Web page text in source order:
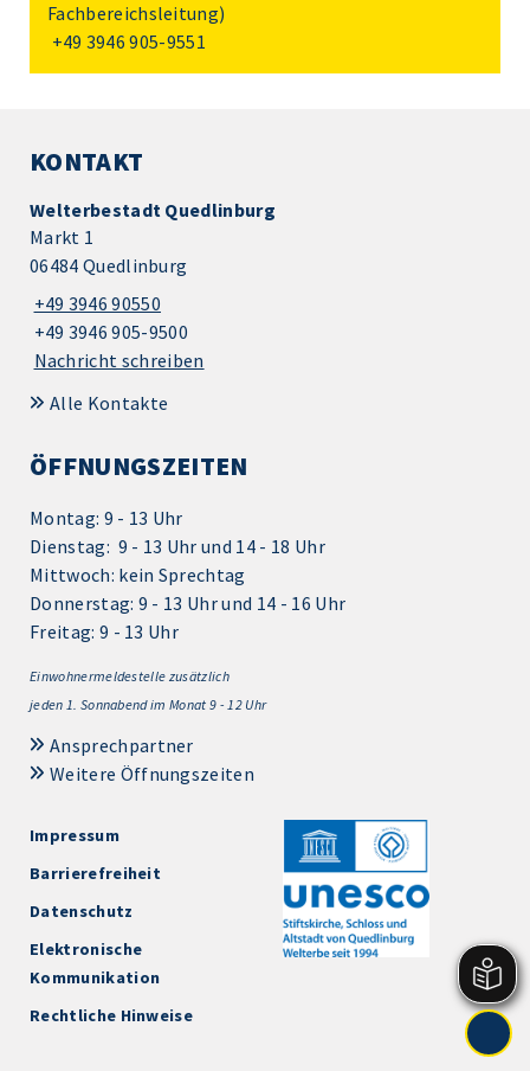
Fachbereichsleitung)
+49 3946 905-9551
KONTAKT
Welterbestadt Quedlinburg
Markt 1
06484 Quedlinburg
+49 3946 90550
+49 3946 905-9500
Nachricht schreiben
Alle Kontakte
ÖFFNUNGSZEITEN
Montag: 9 - 13 Uhr
Dienstag: 9 - 13 Uhr und 14 - 18 Uhr
Mittwoch: kein Sprechtag
Donnerstag: 9 - 13 Uhr und 14 - 16 Uhr
Freitag: 9 - 13 Uhr
Einwohnermeldestelle zusätzlich
jeden 1. Sonnabend im Monat 9 - 12 Uhr
Ansprechpartner
Weitere Öffnungszeiten
Impressum
Barrierefreiheit
Datenschutz
Elektronische
Kommunikation
Rechtliche Hinweise